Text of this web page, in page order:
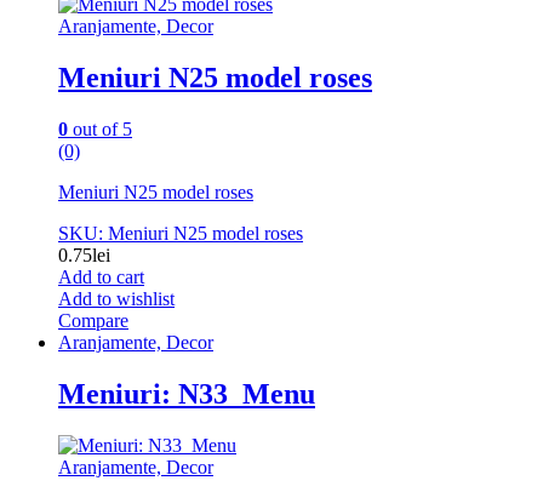
Aranjamente, Decor
Meniuri N25 model roses
0 out of 5
(0)
Meniuri N25 model roses
SKU: Meniuri N25 model roses
0.75lei
Add to cart
Add to wishlist
Compare
Aranjamente, Decor
Meniuri: N33_Menu
Aranjamente, Decor